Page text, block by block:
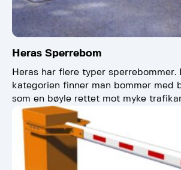
Heras Sperrebom
Heras har flere typer sperrebommer.
kategorien finner man bommer med
som en bøyle rettet mot myke
Sperrebommer er manuelle…